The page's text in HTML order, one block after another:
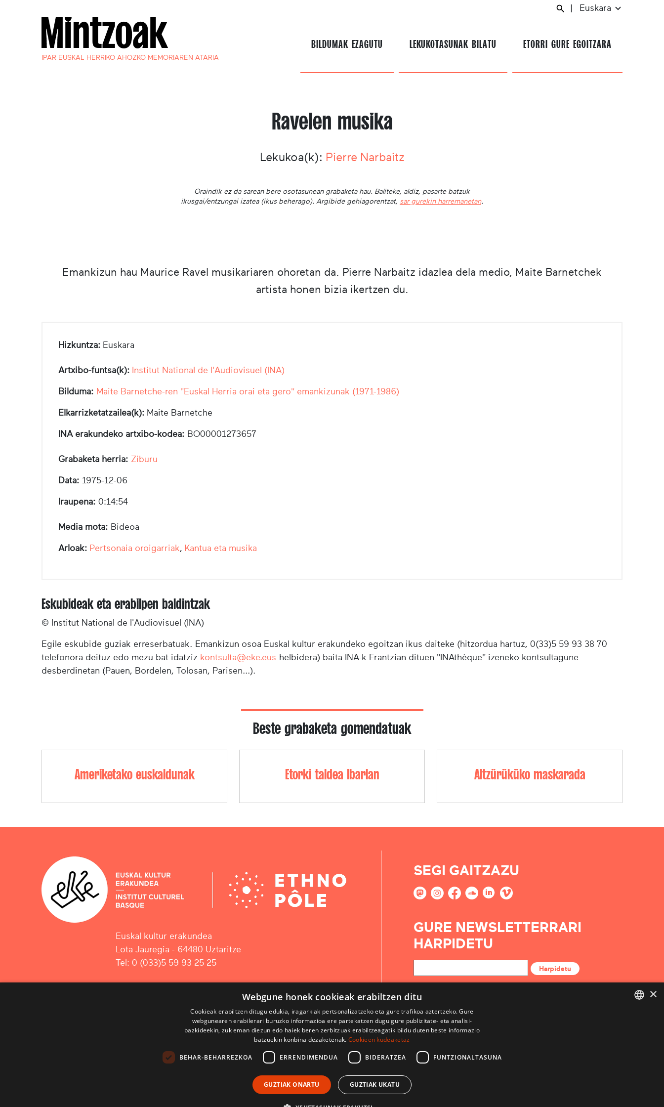
IPAR EUSKAL HERRIKO AHOZKO MEMORIAREN ATARIA
Euskara
BILDUMAK EZAGUTU LEKUKOTASUNAK BILATU ETORRI GURE EGOITZARA
Ravelen musika
Lekukoa(k): Pierre Narbaitz
Oraindik ez da sarean bere osotasunean grabaketa hau. Baliteke, aldiz, pasarte batzuk
ikusgai/entzungai izatea (ikus beherago). Argibide gehiagorentzat, sar gurekin harremanetan.
Emankizun hau Maurice Ravel musikariaren ohoretan da. Pierre Narbaitz idazlea dela medio, Maite Barnetchek
artista honen bizia ikertzen du.
Hizkuntza: Euskara
Artxibo-funtsa(k): Institut National de l'Audiovisuel (INA)
Bilduma: Maite Barnetche-ren "Euskal Herria orai eta gero" emankizunak (1971-1986)
Elkarrizketatzailea(k): Maite Barnetche
INA erakundeko artxibo-kodea: BO00001273657
Grabaketa herria: Ziburu
Data: 1975-12-06
Iraupena: 0:14:54
Media mota: Bideoa
Arloak: Pertsonaia oroigarriak, Kantua eta musika
Eskubideak eta erabilpen baldintzak
© Institut National de l'Audiovisuel (INA)
Egile eskubide guziak erreserbatuak. Emankizun osoa Euskal kultur erakundeko egoitzan ikus daiteke (hitzordua hartuz, 0(33)5 59 93 38 70
telefonora deituz edo mezu bat idatziz kontsulta@eke.eus helbidera) baita INA-k Frantzian dituen "INAthèque" izeneko kontsultagune
desberdinetan (Pauen, Bordelen, Tolosan, Parisen...).
Beste grabaketa gomendatuak
Ameriketako euskaldunak Etorki taldea Ibarlan Altzürüküko maskarada
Euskal kultur erakundea
Lota Jauregia - 64480 Uztaritze
Tel: 0 (033)5 59 93 25 25
SEGI GAITZAZU
GURE NEWSLETTERRARI
HARPIDETU
Harpidetu
KONTAKTUA
ERABILPEN BALDINTZAK
×
Webgune honek cookieak erabiltzen ditu
Cookieak erabiltzen ditugu edukia, iragarkiak pertsonalizatzeko eta gure trafikoa aztertzeko. Gure
webgunearen erabilerari buruzko informazioa ere partekatzen dugu gure publizitate- eta analisi-
bazkideekin, zuk eman diezun edo haiek beren zerbitzuak erabiltzeagatik bildu duten beste informazio
batzuekin konbina dezaketenak. Cookieen kudeaketaz
BEHAR-BEHARREZKOA ERRENDIMENDUA BIDERATZEA FUNTZIONALTASUNA
GUZTIAK ONARTU GUZTIAK UKATU